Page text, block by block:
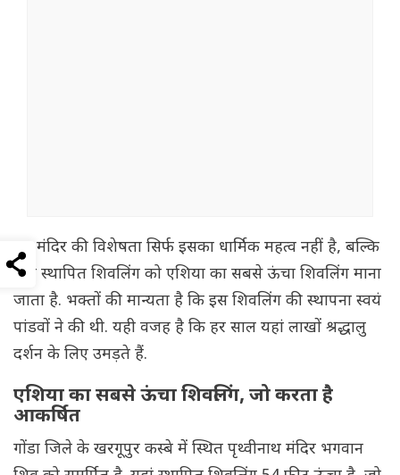
इस मंदिर की विशेषता सिर्फ इसका धार्मिक महत्व नहीं है, बल्कि
यहां स्थापित शिवलिंग को एशिया का सबसे ऊंचा शिवलिंग माना
जाता है. भक्तों की मान्यता है कि इस शिवलिंग की स्थापना स्वयं
पांडवों ने की थी. यही वजह है कि हर साल यहां लाखों श्रद्धालु
दर्शन के लिए उमड़ते हैं.
एशिया का सबसे ऊंचा शिवलिंग, जो करता है
आकर्षित
गोंडा जिले के खरगूपुर कस्बे में स्थित पृथ्वीनाथ मंदिर भगवान